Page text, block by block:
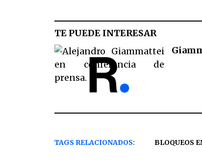
TE PUEDE INTERESAR
TAGS RELACIONADOS: BLOQUEOS